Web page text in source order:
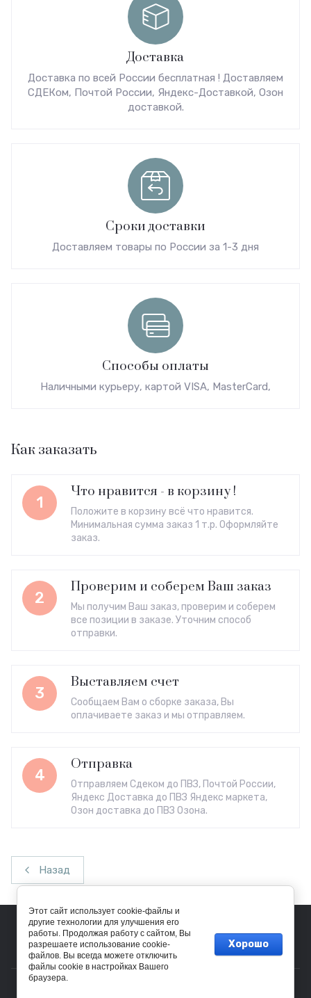
Доставка
Доставка по всей России бесплатная ! Доставляем
СДЕКом, Почтой России, Яндекс-Доставкой, Озон
доставкой.
Сроки доставки
Доставляем товары по России за 1-3 дня
Способы оплаты
Наличными курьеру, картой VISA, MasterCard,
Как заказать
1
Что нравится - в корзину !
Положите в корзину всё что нравится.
Минимальная сумма заказ 1 т.р. Оформляйте
заказ.
2
Проверим и соберем Ваш заказ
Мы получим Ваш заказ, проверим и соберем
все позиции в заказе. Уточним способ
отправки.
3
Выставляем счет
Сообщаем Вам о сборке заказа, Вы
оплачиваете заказ и мы отправляем.
4
Отправка
Отправляем Сдеком до ПВЗ, Почтой России,
Яндекс Доставка до ПВЗ Яндекс маркета,
Озон доставка до ПВЗ Озона.
Назад
Этот сайт использует cookie-файлы и
другие технологии для улучшения его
работы. Продолжая работу с сайтом, Вы
разрешаете использование cookie-
файлов. Вы всегда можете отключить
файлы cookie в настройках Вашего
браузера.
Хорошо